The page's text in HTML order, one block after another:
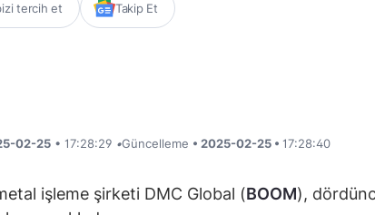
tercih et Takip Et
02-25 • 17:28:29 •Güncelleme • 2025-02-25 • 17:28:40
işleme şirketi DMC Global (BOOM),